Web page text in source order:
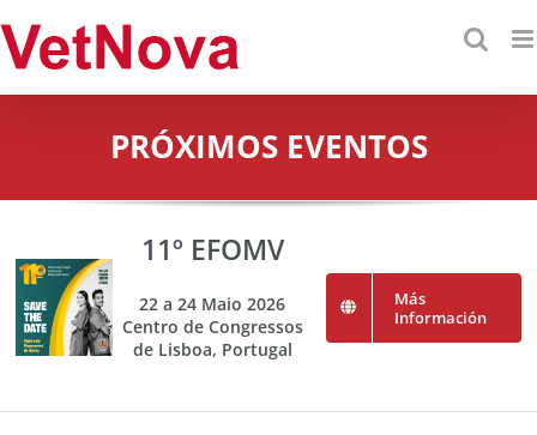
to
content
PRÓXIMOS EVENTOS
11º EFOMV
22 a 24 Maio 2026
Centro de Congressos
de Lisboa, Portugal
Más
Información